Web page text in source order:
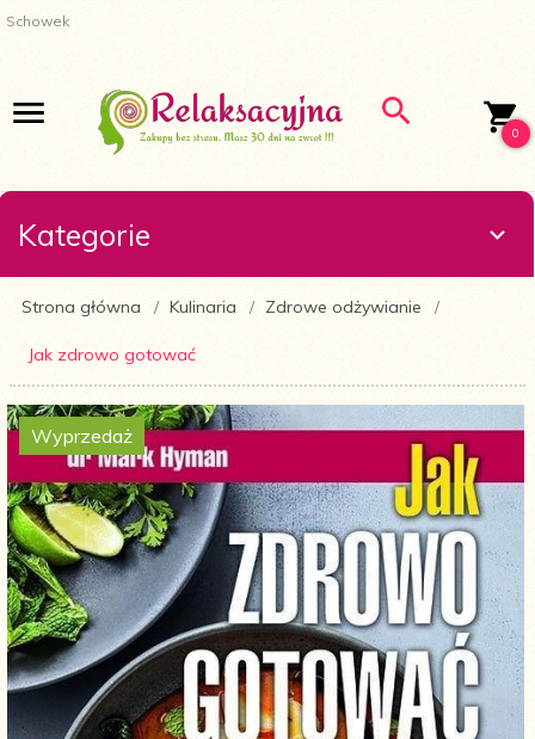
Schowek
0
Kategorie
Strona główna Kulinaria Zdrowe odżywianie
Jak zdrowo gotować
Wyprzedaż